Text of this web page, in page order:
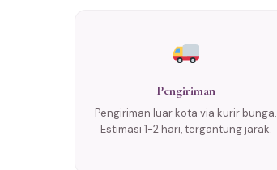
Pengiriman
Pengiriman luar kota via kurir bunga.
Estimasi 1-2 hari, tergantung jarak.